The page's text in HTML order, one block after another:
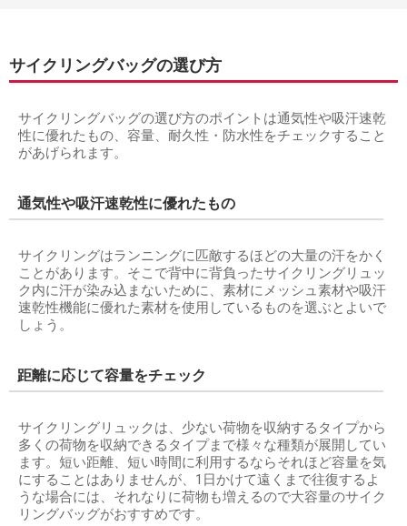
サイクリングバッグの選び方
サイクリングバッグの選び方のポイントは通気性や吸汗速乾
性に優れたもの、容量、耐久性・防水性をチェックすること
があげられます。
通気性や吸汗速乾性に優れたもの
サイクリングはランニングに匹敵するほどの大量の汗をかく
ことがあります。そこで背中に背負ったサイクリングリュッ
ク内に汗が染み込まないために、素材にメッシュ素材や吸汗
速乾性機能に優れた素材を使用しているものを選ぶとよいで
しょう。
距離に応じて容量をチェック
サイクリングリュックは、少ない荷物を収納するタイプから
多くの荷物を収納できるタイプまで様々な種類が展開してい
ます。短い距離、短い時間に利用するならそれほど容量を気
にすることはありませんが、1日かけて遠くまで往復するよ
うな場合には、それなりに荷物も増えるので大容量のサイク
リングバッグがおすすめです。